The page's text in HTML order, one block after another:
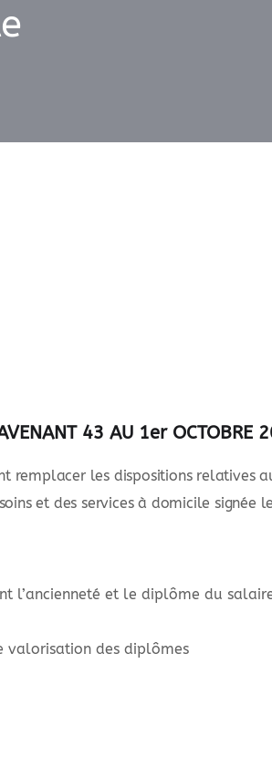
43 AU 1er OCTOBRE
remplacer les dispositions relatives
et des services à domicile signée
l’ancienneté et le diplôme du
valorisation des diplômes